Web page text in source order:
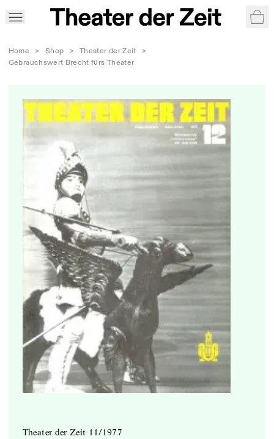
Home > Shop > Theater der Zeit
>
Gebrauchswert Brecht fürs Theater
Theater der Zeit 11/1977